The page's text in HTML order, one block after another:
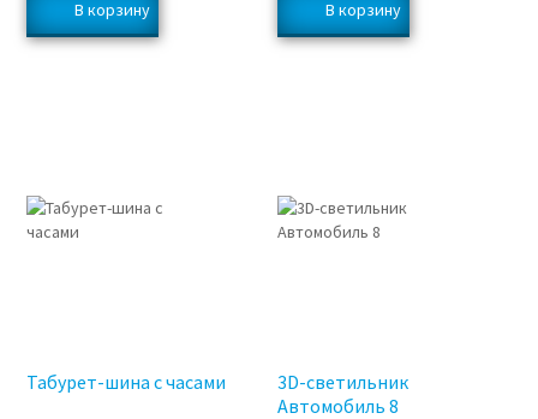
Табурет-шина с часами
3D-светильник
Автомобиль 8